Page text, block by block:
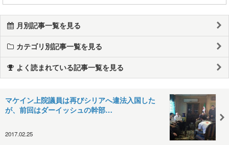
月別記事一覧を見る
カテゴリ別記事一覧を見る
よく読まれている記事一覧を見る
マケイン上院議員は再びシリアへ違法入国した
が、前回はダーイッシュの幹部…
2017.02.25